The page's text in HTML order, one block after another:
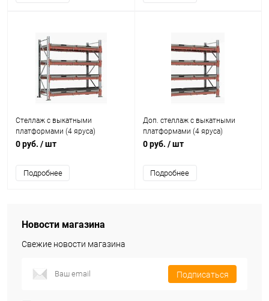
Стеллаж с выкатными
платформами (4 яруса)
0 руб. / шт
Подробнее
Доп. стеллаж с выкатными
платформами (4 яруса)
0 руб. / шт
Подробнее
Новости магазина
Свежие новости магазина
Подписаться